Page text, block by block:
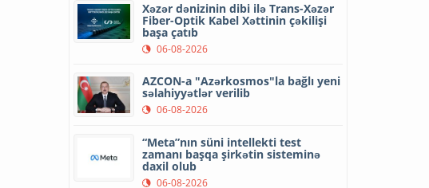
Xəzər dənizinin dibi ilə Trans-Xəzər
Fiber-Optik Kabel Xəttinin çəkilişi
başa çatıb
06-08-2026
AZCON-a "Azərkosmos"la bağlı yeni
səlahiyyətlər verilib
06-08-2026
“Meta”nın süni intellekti test
zamanı başqa şirkətin sisteminə
daxil olub
06-08-2026